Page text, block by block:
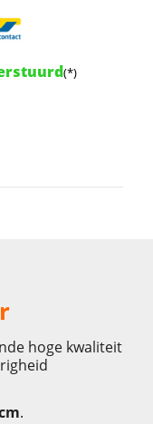
(*)
hoge kwaliteit
.